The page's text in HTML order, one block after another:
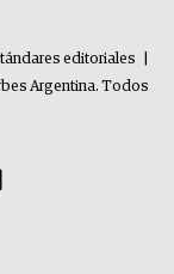
editoriales
Argentina. Todos